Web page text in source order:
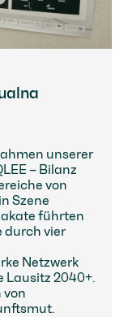
unserer
– Bilanz
von
Szene
führten
durch vier
Netzwerk
Lausitz 2040+.
von